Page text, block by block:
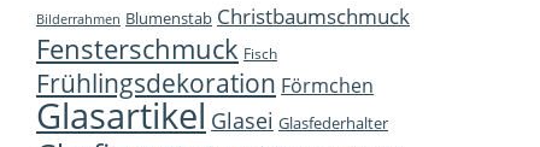
Bilderrahmen Blumenstab Christbaumschmuck
Fensterschmuck Fisch
Frühlingsdekoration Förmchen
Glasartikel Glasei Glasfederhalter